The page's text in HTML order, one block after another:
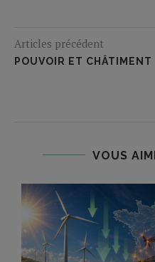
Articles précédent
POUVOIR ET CHÂTIMENT
VOUS